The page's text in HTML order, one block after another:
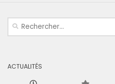
Rechercher :
ACTUALITÉS